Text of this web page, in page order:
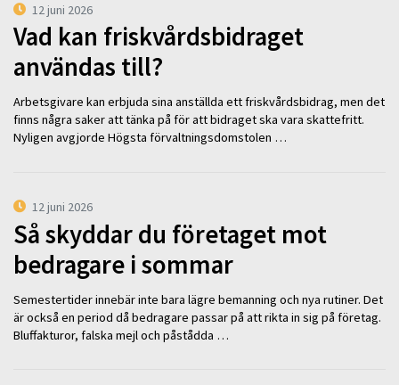
12 juni 2026
Vad kan friskvårdsbidraget
användas till?
Arbetsgivare kan erbjuda sina anställda ett friskvårdsbidrag, men det
finns några saker att tänka på för att bidraget ska vara skattefritt.
Nyligen avgjorde Högsta förvaltningsdomstolen …
12 juni 2026
Så skyddar du företaget mot
bedragare i sommar
Semestertider innebär inte bara lägre bemanning och nya rutiner. Det
är också en period då bedragare passar på att rikta in sig på företag.
Bluffakturor, falska mejl och påstådda …